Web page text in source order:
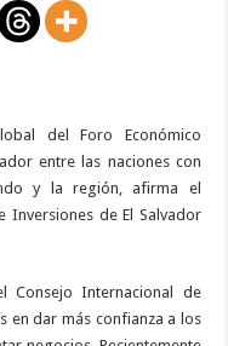
del Foro Económico
entre las naciones con
y la región, afirma el
Inversiones de El Salvador
Consejo Internacional de
en dar más confianza a los